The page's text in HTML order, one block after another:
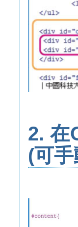
2. 在
(可